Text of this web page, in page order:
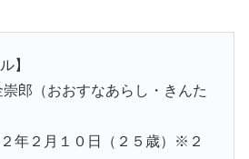
】
郎（おおすなあらし・きんた
年２月１０日（２５歳）※２